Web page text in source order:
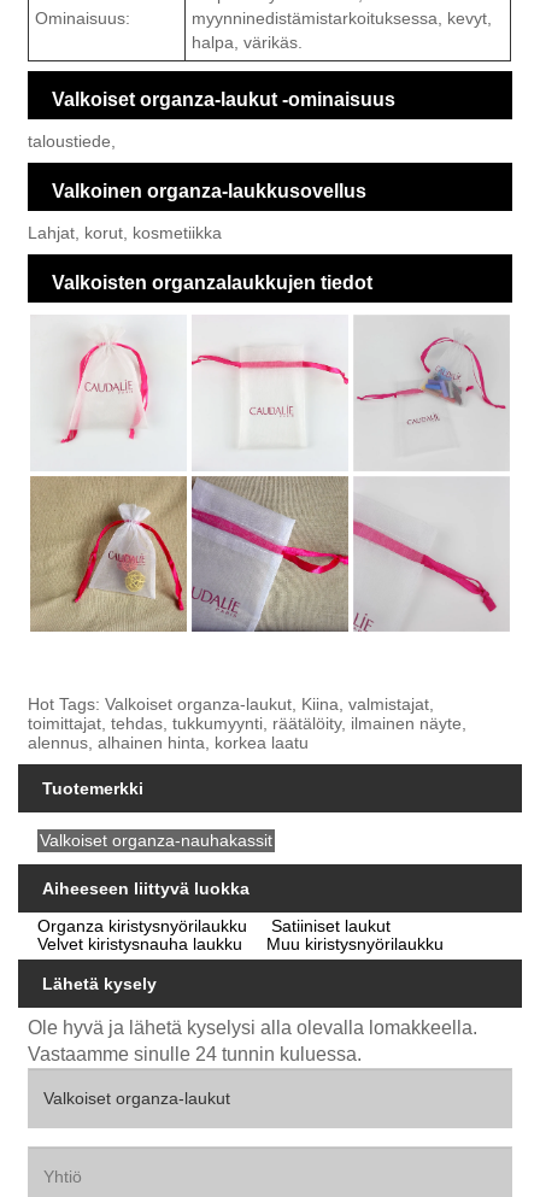
Ominaisuus:
myynninedistämistarkoituksessa, kevyt,
halpa, värikäs.
Valkoiset organza-laukut -ominaisuus
taloustiede,
Valkoinen organza-laukkusovellus
Lahjat, korut, kosmetiikka
Valkoisten organzalaukkujen tiedot
Hot Tags: Valkoiset organza-laukut, Kiina, valmistajat,
toimittajat, tehdas, tukkumyynti, räätälöity, ilmainen näyte,
alennus, alhainen hinta, korkea laatu
Tuotemerkki
Valkoiset organza-nauhakassit
Aiheeseen liittyvä luokka
Organza kiristysnyörilaukku
Satiiniset laukut
Velvet kiristysnauha laukku
Muu kiristysnyörilaukku
Lähetä kysely
Ole hyvä ja lähetä kyselysi alla olevalla lomakkeella.
Vastaamme sinulle 24 tunnin kuluessa.